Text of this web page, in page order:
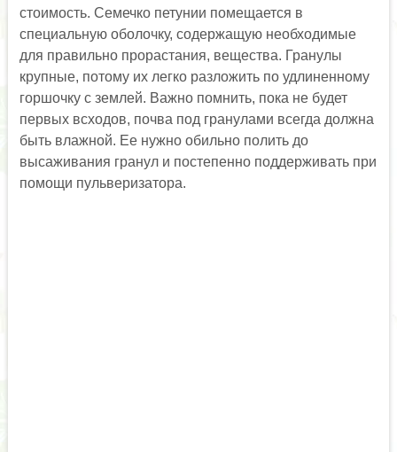
стоимость. Семечко петунии помещается в
специальную оболочку, содержащую необходимые
для правильно прорастания, вещества. Гранулы
крупные, потому их легко разложить по удлиненному
горшочку с землей. Важно помнить, пока не будет
первых всходов, почва под гранулами всегда должна
быть влажной. Ее нужно обильно полить до
высаживания гранул и постепенно поддерживать при
помощи пульверизатора.